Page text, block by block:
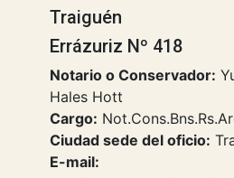
Traiguén
Errázuriz Nº 418
Notario o Conservador:
Hales Hott
Cargo:
Ciudad sede del oficio:
E-mail: